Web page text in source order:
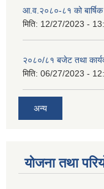
आ.व.२०८०-८१ को बार्षिक
मिति: 12/27/2023 -
२०८०/८१ बजेट तथा
मिति: 06/27/2023 -
अन्य
योजना तथा